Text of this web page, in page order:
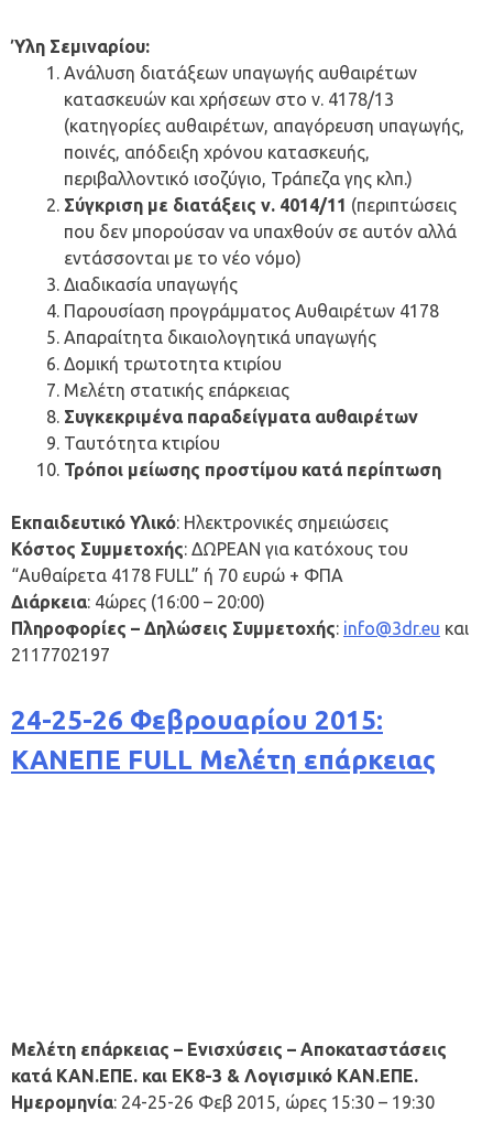
Ύλη Σεμιναρίου:
Ανάλυση διατάξεων υπαγωγής αυθαιρέτων
κατασκευών και χρήσεων στο ν. 4178/13
(κατηγορίες αυθαιρέτων, απαγόρευση υπαγωγής,
ποινές, απόδειξη χρόνου κατασκευής,
περιβαλλοντικό ισοζύγιο, Τράπεζα γης κλπ.)
Σύγκριση με διατάξεις ν. 4014/11 (περιπτώσεις
που δεν μπορούσαν να υπαχθούν σε αυτόν αλλά
εντάσσονται με το νέο νόμο)
Διαδικασία υπαγωγής
Παρουσίαση προγράμματος Αυθαιρέτων 4178
Απαραίτητα δικαιολογητικά υπαγωγής
Δομική τρωτοτητα κτιρίου
Μελέτη στατικής επάρκειας
Συγκεκριμένα παραδείγματα αυθαιρέτων
Ταυτότητα κτιρίου
Τρόποι μείωσης προστίμου κατά περίπτωση
Εκπαιδευτικό Υλικό: Ηλεκτρονικές σημειώσεις
Κόστος Συμμετοχής: ΔΩΡΕΑΝ για κατόχους του
“Αυθαίρετα 4178 FULL” ή 70 ευρώ + ΦΠΑ
Διάρκεια: 4ώρες (16:00 – 20:00)
Πληροφορίες – Δηλώσεις Συμμετοχής: info@3dr.eu και
2117702197
24-25-26 Φεβρουαρίου 2015:
ΚΑΝΕΠΕ FULL Μελέτη επάρκειας
Μελέτη επάρκειας – Ενισχύσεις – Αποκαταστάσεις
κατά ΚΑΝ.ΕΠΕ. και ΕΚ8-3 & Λογισμικό ΚΑΝ.ΕΠΕ.
Ημερομηνία: 24-25-26 Φεβ 2015, ώρες 15:30 – 19:30